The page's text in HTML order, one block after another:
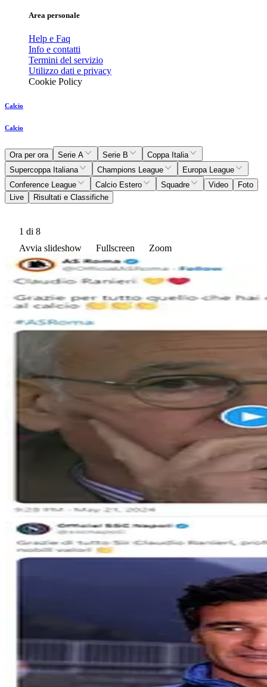
Area personale
Help e Faq
Info e contatti
Termini del servizio
Utilizzo dati e privacy
Cookie Policy
Calcio
Calcio
Ora per ora Serie A Serie B
Coppa Italia
Supercoppa Italiana
Champions League
Europa League
Conference League
Calcio Estero Squadre Video
Foto
Live
Risultati e Classifiche
1 di 8
Avvia slideshow
Fullscreen Zoom